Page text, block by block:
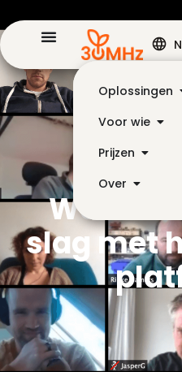
Oplossingen
Voor wie
Prijzen
Over
slag met